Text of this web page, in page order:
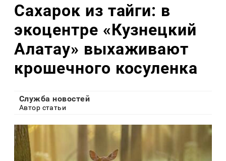
Сахарок из тайги: в
экоцентре «Кузнецкий
Алатау» выхаживают
крошечного косуленка
Служба новостей
Автор статьи